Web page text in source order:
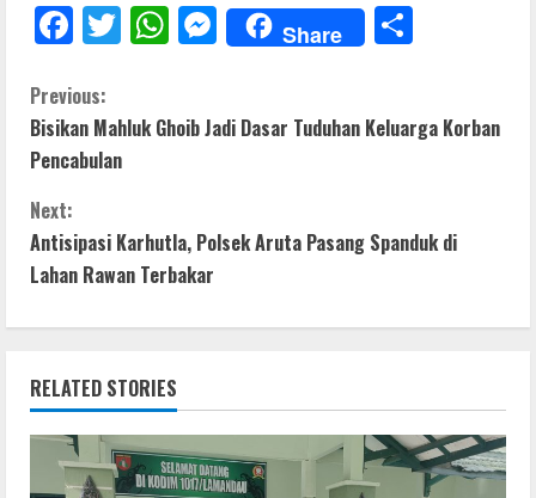
F
e
b
o
k
T
er
W
s
p
M
e
e
er
Share
e
C
o
n
t
u
e
Previous:
Bisikan Mahluk Ghoib Jadi Dasar Tuduhan Keluarga Korban
Pencabulan
Next:
Antisipasi Karhutla, Polsek Aruta Pasang Spanduk di
Lahan Rawan Terbakar
RELATED STORIES